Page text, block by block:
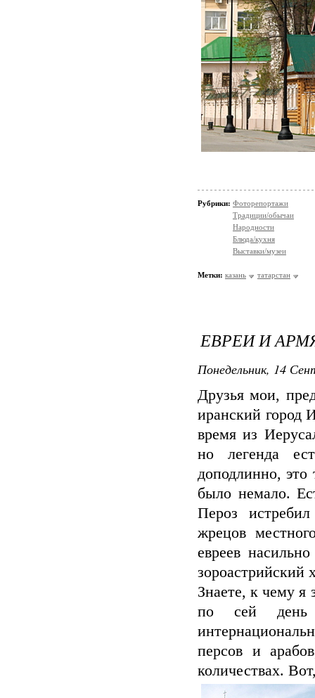
Рубрики: Фоторепортажи
Традиции/обычаи
Народности
Блюда/кухня
Выставки/музеи
Метки: казань татарстан
ЕВРЕИ И
Понедельник, 14
Друзья мои,
иранский город
время из
но легенда
доподлинно, это
было немало.
Пероз
жрецов
евреев
зороастрийский
Знаете, к чему я
по сей день
персов и
количествах.